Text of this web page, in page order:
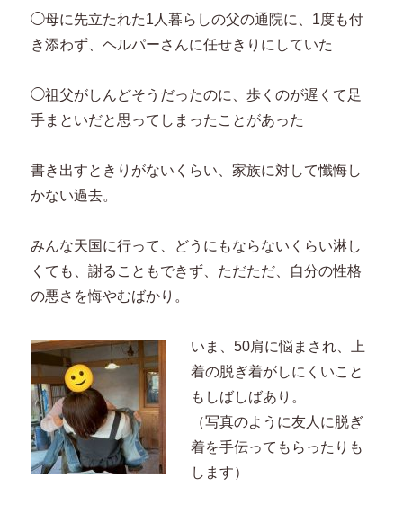
◯母に先立たれた1人暮らしの父の通院に、1度も付
き添わず、ヘルパーさんに任せきりにしていた
◯祖父がしんどそうだったのに、歩くのが遅くて足
手まといだと思ってしまったことがあった
書き出すときりがないくらい、家族に対して懺悔し
かない過去。
みんな天国に行って、どうにもならないくらい淋し
くても、謝ることもできず、ただただ、自分の性格
の悪さを悔やむばかり。
いま、50肩に悩まされ、上
着の脱ぎ着がしにくいこと
もしばしばあり。
（写真のように友人に脱ぎ
着を手伝ってもらったりも
します）